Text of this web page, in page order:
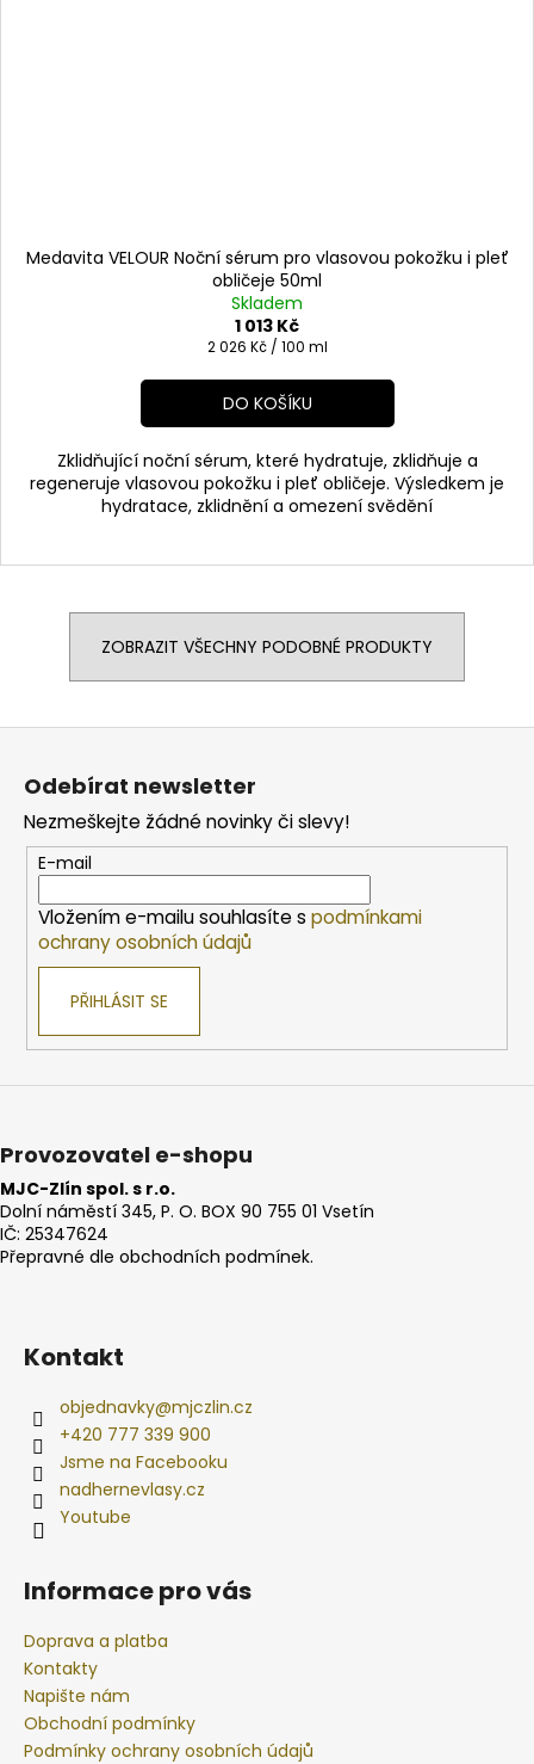
Medavita VELOUR Noční sérum pro vlasovou pokožku i pleť
obličeje 50ml
Skladem
1 013 Kč
Měrná
2 026 Kč / 100 ml
DO KOŠÍKU
Zklidňující noční sérum, které hydratuje, zklidňuje a
regeneruje vlasovou pokožku i pleť obličeje. Výsledkem je
hydratace, zklidnění a omezení svědění
ZOBRAZIT VŠECHNY PODOBNÉ PRODUKTY
Z
Odebírat newsletter
Nezmeškejte žádné novinky či slevy!
E-mail
Vložením e-mailu souhlasíte s podmínkami
ochrany osobních údajů
PŘIHLÁSIT SE
Provozovatel e-shopu
MJC-Zlín spol. s r.o.
Dolní náměstí 345, P. O. BOX 90 755 01 Vsetín
IČ: 25347624
Přepravné dle obchodních podmínek.
Kontakt
objednavky@mjczlin.cz
+420 777 339 900
Jsme na Facebooku
nadhernevlasy.cz
Youtube
Informace pro vás
Doprava a platba
Kontakty
Napište nám
Obchodní podmínky
Podmínky ochrany osobních údajů